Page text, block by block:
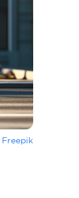
Freepik